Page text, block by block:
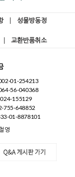
성물방동정
교환반품취소
01-254213
56-040368
024-155129
755-648852
01-8878101
영